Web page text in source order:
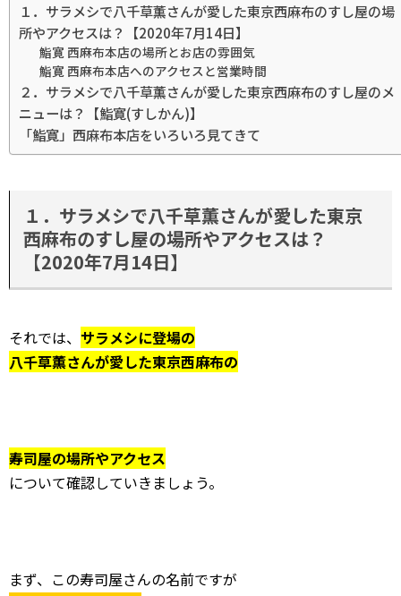
１．サラメシで八千草薫さんが愛した東京西麻布のすし屋の場
所やアクセスは？【2020年7月14日】
鮨寛 西麻布本店の場所とお店の雰囲気
鮨寛 西麻布本店へのアクセスと営業時間
２．サラメシで八千草薫さんが愛した東京西麻布のすし屋のメ
ニューは？【鮨寛(すしかん)】
「鮨寛」西麻布本店をいろいろ見てきて
１．サラメシで八千草薫さんが愛した東京
西麻布のすし屋の場所やアクセスは？
【2020年7月14日】
それでは、 サラメシに登場の
八千草薫さんが愛した東京西麻布の
寿司屋の場所やアクセス
について確認していきましょう。
まず、この寿司屋さんの名前ですが